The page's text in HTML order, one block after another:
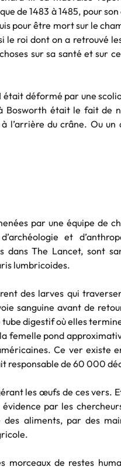
de 1483 à 1485, pour
pour être mort sur le
le roi dont on a retrouvé
sur sa santé et sur
déformé par une
était le fait de
l’arrière du crâne. Ou
par une équipe de
et
dans The Lancet, sont
lumbricoides.
des larves qui
sanguine avant de
digestif où elles
femelle pond
Ce ver existe
responsable de 60 000
les œufs de ces vers.
par les
aliments, par des
morceaux de restes